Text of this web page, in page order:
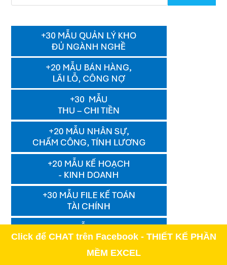
Click để CHAT trên Facebook - THIẾT KẾ PHẦN
MỀM EXCEL